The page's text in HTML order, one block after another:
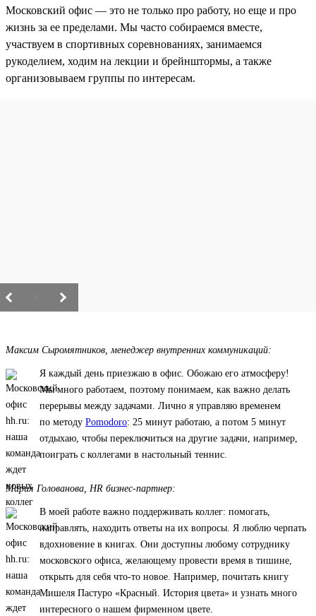
Московский офис — это не только про работу, но еще и про
жизнь за ее пределами. Мы часто собираемся вместе,
участвуем в спортивных соревнованиях, занимаемся
рукоделием, ходим на лекции и брейнштормы, а также
организовываем группы по интересам.
Максим Сыромятников, менеджер внутренних коммуникаций:
Я каждый день приезжаю в офис. Обожаю его атмосферу!
Мы много работаем, поэтому понимаем, как важно делать
перерывы между задачами. Лично я управляю временем
по методу Pomodoro: 25 минут работаю, а потом 5 минут
отдыхаю, чтобы переключиться на другие задачи, например,
поиграть с коллегами в настольный теннис.
Мария Голованова, HR бизнес-партнер:
В моей работе важно поддерживать коллег: помогать,
направлять, находить ответы на их вопросы. Я люблю черпать
вдохновение в книгах. Они доступны любому сотруднику
московского офиса, желающему провести время в тишине,
открыть для себя что-то новое. Например, почитать книгу
Мишеля Пастуро «Красный. История цвета» и узнать много
интересного о нашем фирменном цвете.